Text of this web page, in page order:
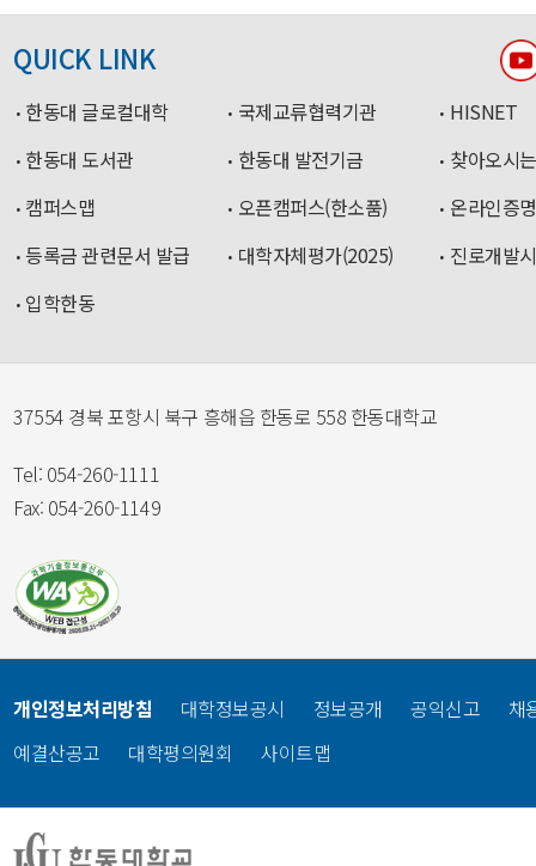
QUICK LINK
한동대 글로컬대학 국제교류협력기관
HISNET
한동대 도서관
한동대 발전기금
찾아오시
캠퍼스맵
오픈캠퍼스(한소품)
온라인증
등록금 관련문서 발급
대학자체평가(2025)
진로개발
입학한동
37554 경북 포항시 북구 흥해읍 한동로 558 한동대학교
Tel: 054-260-1111
Fax: 054-260-1149
개인정보처리방침 대학정보공시 정보공개 공익신고
채
예결산공고
대학평의원회 사이트맵